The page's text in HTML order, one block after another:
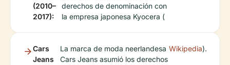
(2010–
2017):
derechos de denominación con
la empresa japonesa Kyocera (
Cars
Jeans
La marca de moda neerlandesa
Cars Jeans asumió los derechos
Wikipedia).